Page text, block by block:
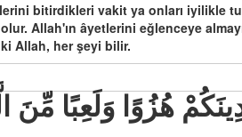
bitirdikleri vakit ya onları iyilikle
Allah'ın âyetlerini eğlenceye
Allah, her şeyi bilir.